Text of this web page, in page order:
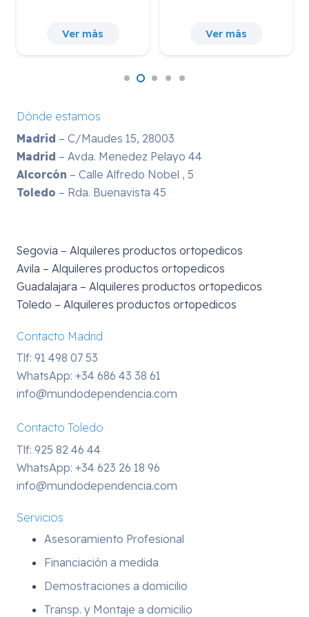
Ver más Ver más
Dónde estamos
Madrid – C/Maudes 15, 28003
Madrid – Avda. Menedez Pelayo 44
Alcorcón – Calle Alfredo Nobel , 5
Toledo – Rda. Buenavista 45
Segovia – Alquileres productos ortopedicos
Avila – Alquileres productos ortopedicos
Guadalajara – Alquileres productos ortopedicos
Toledo – Alquileres productos ortopedicos
Contacto Madrid
Tlf: 91 498 07 53
WhatsApp: +34 686 43 38 61
info@mundodependencia.com
Contacto Toledo
Tlf: 925 82 46 44
WhatsApp: +34 623 26 18 96
info@mundodependencia.com
Servicios
Asesoramiento Profesional
Financiación a medida
Demostraciones a domicilio
Transp. y Montaje a domicilio